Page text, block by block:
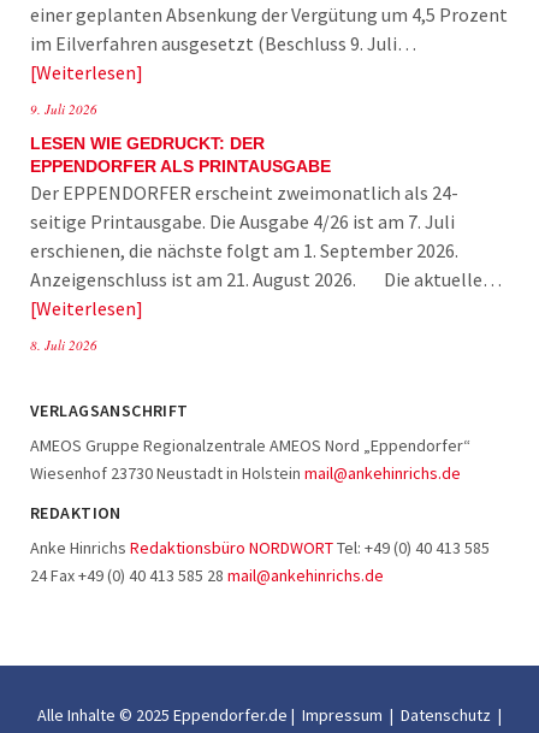
einer geplanten Absenkung der Vergütung um 4,5 Prozent
im Eilverfahren ausgesetzt (Beschluss 9. Juli…
Weiterlesen
9. Juli 2026
LESEN WIE GEDRUCKT: DER
EPPENDORFER ALS PRINTAUSGABE
Der EPPENDORFER erscheint zweimonatlich als 24-
seitige Printausgabe. Die Ausgabe 4/26 ist am 7. Juli
erschienen, die nächste folgt am 1. September 2026.
Anzeigenschluss ist am 21. August 2026. Die aktuelle…
Weiterlesen
8. Juli 2026
VERLAGSANSCHRIFT
AMEOS Gruppe Regionalzentrale AMEOS Nord „Eppendorfer“
Wiesenhof 23730 Neustadt in Holstein mail@ankehinrichs.de
REDAKTION
Anke Hinrichs Redaktionsbüro NORDWORTTel: +49 (0) 40 413 585
24 Fax +49 (0) 40 413 585 28 mail@ankehinrichs.de
Alle Inhalte © 2025 Eppendorfer.de | Impressum | Datenschutz |